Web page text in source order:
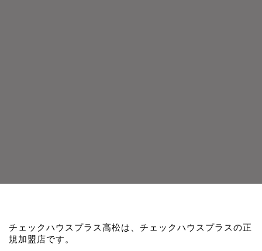
チェックハウスプラス高松は、チェックハウスプラスの正
規加盟店です。